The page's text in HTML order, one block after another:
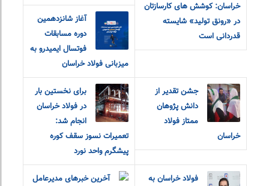
خراسان: کوشش های کارسازتان
در «رونق تولید» شایسته
قدردانی است
آغاز شانزدهمین
دوره مسابقات
فوتسال ایمیدرو به
میزبانی فولاد خراسان
جشن تقدیر از
دانش پژوهان
ممتاز فولاد
خراسان
برای نخستین بار
در فولاد خراسان
انجام شد:
تعمیرات نسوز سقف کوره
پیشگرم واحد نورد
فولاد خراسان به
آخرین خبرهای مدیرعامل